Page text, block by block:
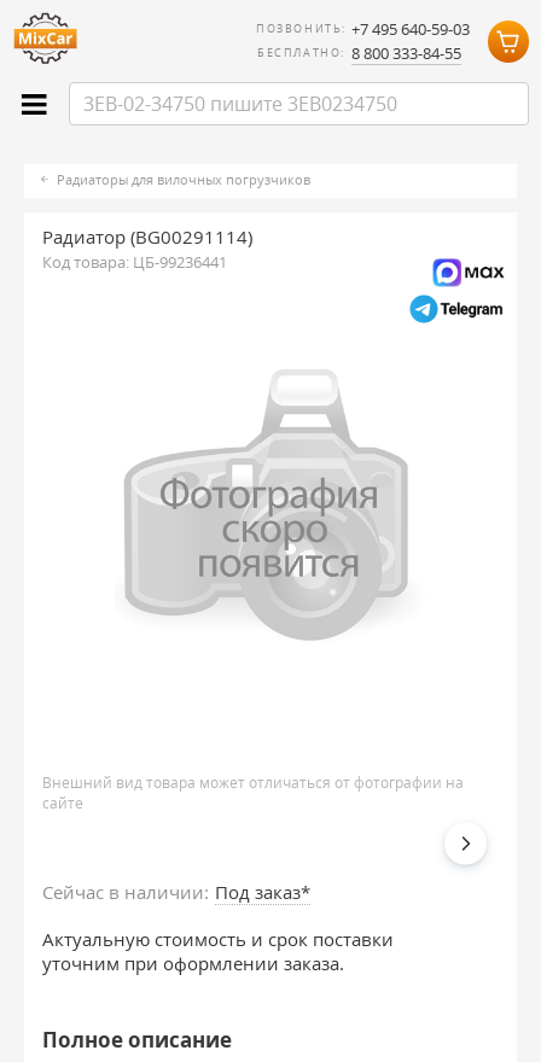
ПОЗВОНИТЬ: +7 495 640-59-03
БЕСПЛАТНО: 8 800 333-84-55
Радиаторы для вилочных погрузчиков
Радиатор (BG00291114)
Код товара: ЦБ-99236441
Внешний вид товара может отличаться от фотографии на
сайте
Сейчас в наличии: Под заказ*
Актуальную стоимость и срок поставки
уточним при оформлении заказа.
Полное описание